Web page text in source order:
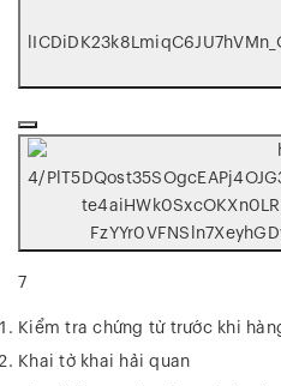
7
Kiểm tra chứng từ trước khi
Khai tờ khai hải quan